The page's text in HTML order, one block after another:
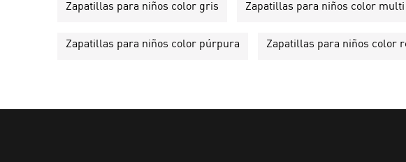
Zapatillas para niños color gris Zapatillas para niños color multi
Zapatillas para niños color púrpura Zapatillas para niños color